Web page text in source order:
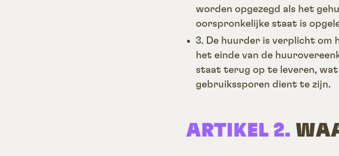
worden opgezegd als het
oorspronkelijke staat is
3. De huurder is verplicht om
het einde van de
staat terug op te leveren,
gebruikssporen dient te zijn.
ARTIKEL 2.